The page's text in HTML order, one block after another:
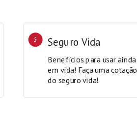
3 Seguro Vida
Benefícios para usar ainda
em vida! Faça uma cotação
do seguro vida!